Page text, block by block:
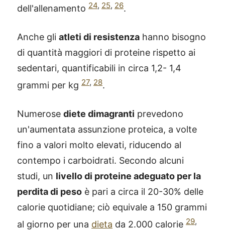
dell'allenamento 24, 25, 26.
Anche gli atleti di resistenza hanno bisogno
di quantità maggiori di proteine rispetto ai
sedentari, quantificabili in circa 1,2- 1,4
grammi per kg 27, 28.
Numerose diete dimagranti prevedono
un'aumentata assunzione proteica, a volte
fino a valori molto elevati, riducendo al
contempo i carboidrati. Secondo alcuni
studi, un livello di proteine adeguato per la
perdita di peso è pari a circa il 20-30% delle
calorie quotidiane; ciò equivale a 150 grammi
al giorno per una dieta da 2.000 calorie 29,